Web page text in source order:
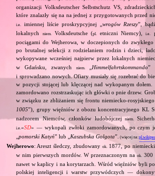
organizacji Volksdeutscher Selbstschutz VS,
które znalazły się na na jednej z przygotowanych przed
i.e. imiennej liście proskrypcyjnej „wrogów Rzeszy”,
lokalnych
niem. Volksdeutsche (pl. etniczni Niemcy),i.e.
pociągami do Wejherowa, w doczepionych do
po brutalnej selekcji z rodzielaniem rodzin i dzieci,
wykopywane wcześniej najpierw przez lokalnych
w Gdańsku, zwanych
niem. Himmelfahrtskommando”
i sprowadzano nowych. Ofiary musiały się rozebrać do
w pozycji stojącej lub klęczącej nad wykopanym
zamordowano rozstrzaskując ich główki o pnie drzew.
w związku ze zbliżaniem się frontu
1005”), grupy więźniów z obozu koncentracyjnego KL
nadzorem Niemców, członków ludobójczejniem.
i.e.«SD» — wykopali zwłoki zamordowanych, po czym
„pomorski Katyń” lub „ Kaszubska Golgota”. (więcej na:
Wejherowo: Areszt śledczy, zbudowany ok. 1877, po
w nim pierwszych mordów. W przeznaczonym naok. 300
nawet w kaplicy i na korytarzach. Wśród więźniów byli
polskiej inteligencji i warstw przywódczych —